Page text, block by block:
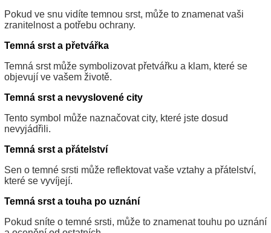
Pokud ve snu vidíte temnou srst, může to znamenat vaši
zranitelnost a potřebu ochrany.
Temná srst a přetvářka
Temná srst může symbolizovat přetvářku a klam, které se
objevují ve vašem životě.
Temná srst a nevyslovené city
Tento symbol může naznačovat city, které jste dosud
nevyjádřili.
Temná srst a přátelství
Sen o temné srsti může reflektovat vaše vztahy a přátelství,
které se vyvíjejí.
Temná srst a touha po uznání
Pokud sníte o temné srsti, může to znamenat touhu po uznání